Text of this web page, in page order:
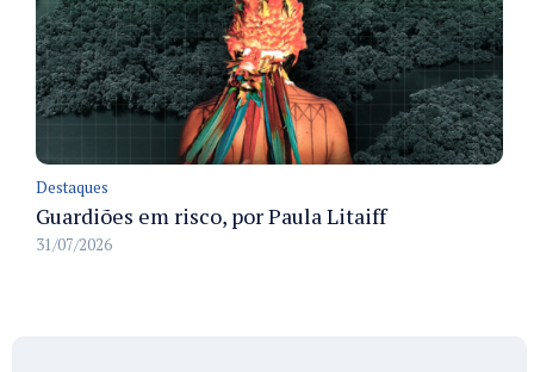
Destaques
Guardiões em risco, por Paula Litaiff
31/07/2026